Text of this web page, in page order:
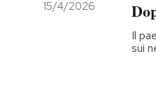
15/4/2026
Il
sui